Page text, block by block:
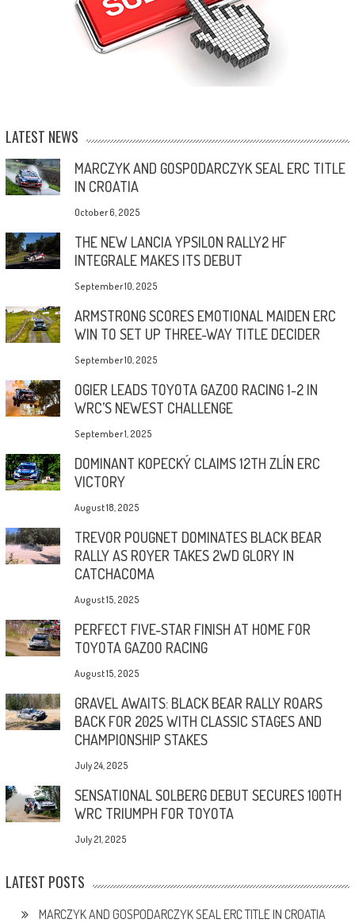
LATEST NEWS
MARCZYK AND GOSPODARCZYK SEAL ERC TITLE
IN CROATIA
October 6, 2025
THE NEW LANCIA YPSILON RALLY2 HF
INTEGRALE MAKES ITS DEBUT
September 10, 2025
ARMSTRONG SCORES EMOTIONAL MAIDEN ERC
WIN TO SET UP THREE-WAY TITLE DECIDER
September 10, 2025
OGIER LEADS TOYOTA GAZOO RACING 1-2 IN
WRC’S NEWEST CHALLENGE
September 1, 2025
DOMINANT KOPECKÝ CLAIMS 12TH ZLÍN ERC
VICTORY
August 18, 2025
TREVOR POUGNET DOMINATES BLACK BEAR
RALLY AS ROYER TAKES 2WD GLORY IN
CATCHACOMA
August 15, 2025
PERFECT FIVE-STAR FINISH AT HOME FOR
TOYOTA GAZOO RACING
August 15, 2025
GRAVEL AWAITS: BLACK BEAR RALLY ROARS
BACK FOR 2025 WITH CLASSIC STAGES AND
CHAMPIONSHIP STAKES
July 24, 2025
SENSATIONAL SOLBERG DEBUT SECURES 100TH
WRC TRIUMPH FOR TOYOTA
July 21, 2025
LATEST POSTS
MARCZYK AND GOSPODARCZYK SEAL ERC TITLE IN CROATIA